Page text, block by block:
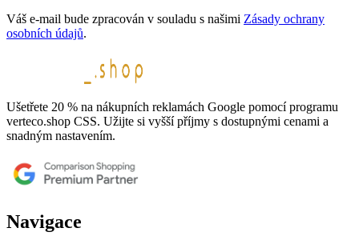
Váš e-mail bude zpracován v souladu s našimi Zásady ochrany
osobních údajů.
Ušetřete 20 % na nákupních reklamách Google pomocí programu
verteco.shop CSS. Užijte si vyšší příjmy s dostupnými cenami a
snadným nastavením.
Navigace